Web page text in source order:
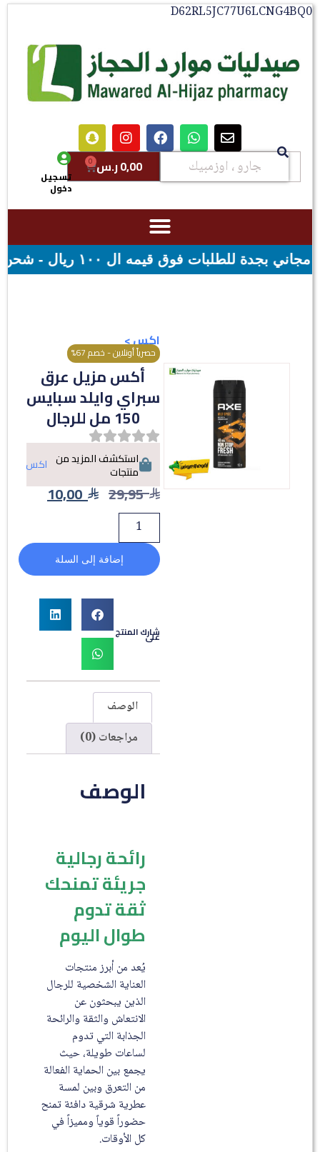
D62RL5JC77U6LCNG4BQ0
0,00ر.س 0
تسجيل
دخول
ريال - شحن مجاني لقيمه اكثر من ٢٩٩ ريال
اكس>
حصرياً أونلاين - خصم 67%
أكس مزيل عرق
سبراي وايلد سبايس
150 مل للرجال
استكشف المزيد من
منتجات اكس
29,95
10,00
إضافة إلى السلة
شارك المنتج
على
الوصف
مراجعات (0)
الوصف
رائحة رجالية
جريئة تمنحك
ثقة تدوم
طوال اليوم
يُعد من أبرز منتجات
العناية الشخصية للرجال
الذين يبحثون عن
الانتعاش والثقة والرائحة
الجذابة التي تدوم
لساعات طويلة، حيث
يجمع بين الحماية الفعالة
من التعرق وبين لمسة
عطرية شرقية دافئة تمنح
حضوراً قوياً ومميزاً في
كل الأوقات.